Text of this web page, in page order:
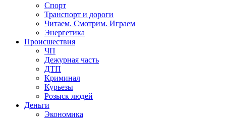
Спорт
Транспорт и дороги
Читаем. Смотрим. Играем
Энергетика
Происшествия
ЧП
Дежурная часть
ДТП
Криминал
Курьезы
Розыск людей
Деньги
Экономика